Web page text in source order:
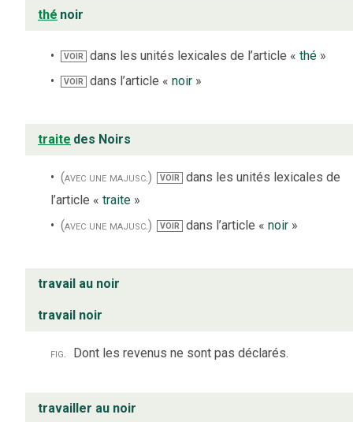
thé noir
VOIR dans les unités lexicales de l’article «thé »
VOIR dans l’article «noir »
traite des Noirs
(avec une majusc.) VOIR dans les unités lexicales de
l’article « traite »
(avec une majusc.)
VOIR dans l’article « noir»
travail au noir
travail noir
fig. Dont les revenus ne sont pas déclarés.
travailler au noir